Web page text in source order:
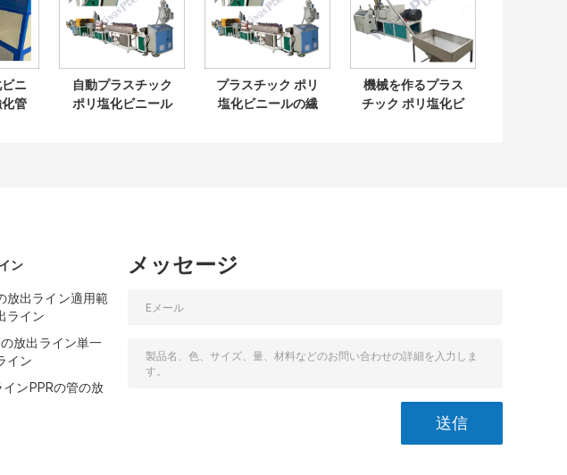
ニ
管
自動プラスチック
ポリ塩化ビニール
プラスチック ポリ
塩化ビニールの繊
機械を作るプラス
チック ポリ塩化ビ
ン
放出ライン適用範
ライン
放出ライン単一
イン
インPPRの管の放
メッセージ